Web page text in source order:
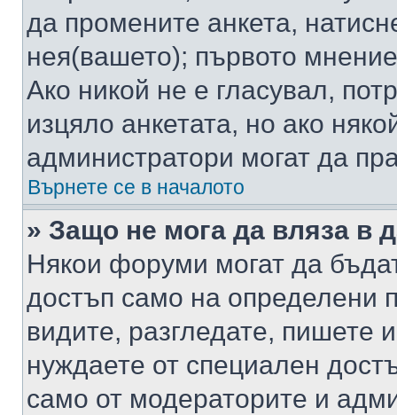
да промените анкета,
нея(вашето); първото
Ако никой не е гласувал,
изцяло анкетата, но ако
администратори могат да
Върнете се в началото
» Защо не мога да вляза в
Някои форуми могат да
достъп само на определени
видите, разгледате, пишете
нуждаете от специален
само от модераторите и